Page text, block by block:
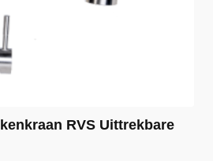
RVS Uittrekbare